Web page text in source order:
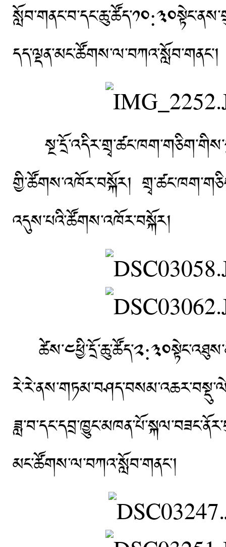
དད་ལྡན་མང་ཚོགས་ལ་བཀའ་སློབ་གནང་།
གྱི་ཚོགས་འཁོར་བསྐོར།
འདུས་པའི་ཚོགས་འཁོར་བསྐོར།
མང་ཚོགས་ལ་བཀའ་སློབ་གནང་།